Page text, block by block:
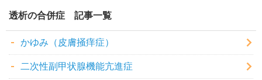
透析の合併症
かゆみ（皮膚掻痒症）
二次性副甲状腺機能亢進症